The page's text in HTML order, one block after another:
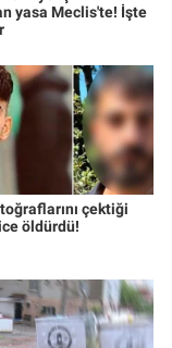
yasa Meclis'te! İşte
çektiği
öldürdü!